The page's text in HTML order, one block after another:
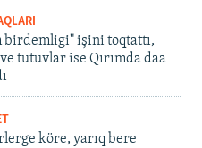
birdemligi" işini toqtattı,
tutuvlar ise Qırımda daa
köre, yarıq bere